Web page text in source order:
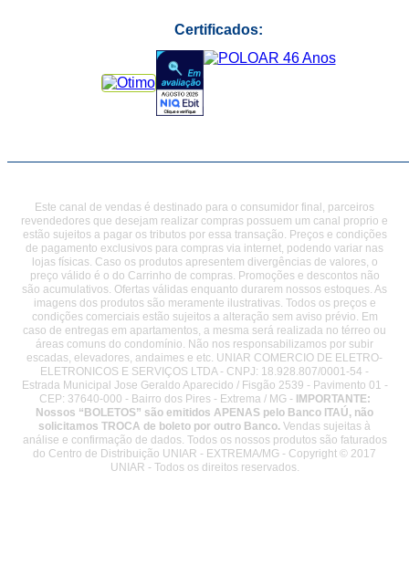
Certificados:
Este canal de vendas é destinado para o consumidor final, parceiros
revendedores que desejam realizar compras possuem um canal proprio e
estão sujeitos a pagar os tributos por essa transação. Preços e condições
de pagamento exclusivos para compras via internet, podendo variar nas
lojas físicas. Caso os produtos apresentem divergências de valores, o
preço válido é o do Carrinho de compras. Promoções e descontos não
são acumulativos. Ofertas válidas enquanto durarem nossos estoques. As
imagens dos produtos são meramente ilustrativas. Todos os preços e
condições comerciais estão sujeitos a alteração sem aviso prévio. Em
caso de entregas em apartamentos, a mesma será realizada no térreo ou
áreas comuns do condomínio. Não nos responsabilizamos por subir
escadas, elevadores, andaimes e etc. UNIAR COMERCIO DE ELETRO-
ELETRONICOS E SERVIÇOS LTDA - CNPJ: 18.928.807/0001-54 -
Estrada Municipal Jose Geraldo Aparecido / Fisgão 2539 - Pavimento 01 -
CEP: 37640-000 - Bairro dos Pires - Extrema / MG - IMPORTANTE:
Nossos “BOLETOS” são emitidos APENAS pelo Banco ITAÚ, não
solicitamos TROCA de boleto por outro Banco. Vendas sujeitas à
análise e confirmação de dados. Todos os nossos produtos são faturados
do Centro de Distribuição UNIAR - EXTREMA/MG - Copyright © 2017
UNIAR - Todos os direitos reservados.